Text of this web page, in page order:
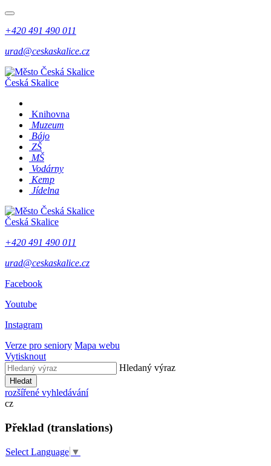
+420 491 490 011
urad@ceskaskalice.cz
Česká Skalice
Knihovna
Muzeum
Bájo
ZŠ
MŠ
Vodárny
Kemp
Jídelna
Česká Skalice
+420 491 490 011
urad@ceskaskalice.cz
Facebook
Youtube
Instagram
Verze pro seniory Mapa webu
Vytisknout
Hledaný výraz
Hledat
rozšířené vyhledávání
cz
Překlad (translations)
Select Language ▼